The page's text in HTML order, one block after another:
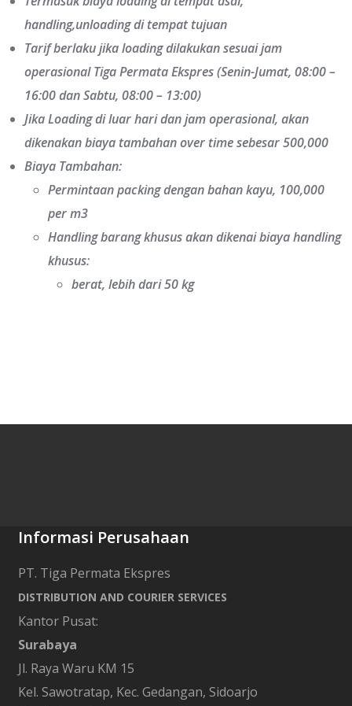
handling,unloading di tempat tujuan
Tarif berlaku jika loading dilakukan sesuai jam
operasional Tiga Permata Ekspres (Senin-Jumat, 08:00 –
16:00 dan Sabtu, 08:00 – 13:00)
Jika Loading di luar hari dan jam operasional, akan
dikenakan biaya tambahan over time sebesar 500,000
Biaya Tambahan:
Permintaan packing dengan bahan kayu, 100,000
per m3
Handling barang khusus akan dikenai biaya handling
khusus:
berat, lebih dari 50 kg
Informasi Perusahaan
PT. Tiga Permata Ekspres
DISTRIBUTION AND COURIER SERVICES
Kantor Pusat:
Surabaya
Jl. Raya Waru KM 15
Kel. Sawotratap, Kec. Gedangan, Sidoarjo